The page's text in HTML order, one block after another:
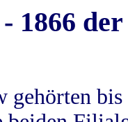
1866
gehörten